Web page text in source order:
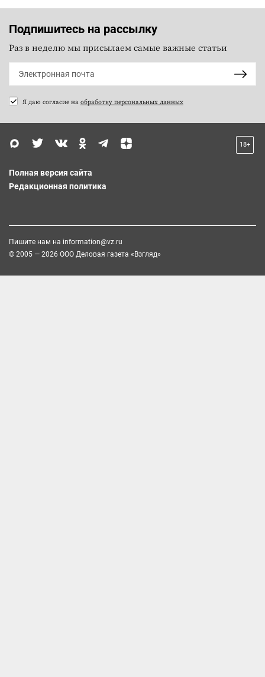
Подпишитесь на рассылку
Раз в неделю мы присылаем самые важные статьи
Я даю согласие на обработку персональных данных
18+
Полная версия сайта
Редакционная политика
Пишите нам на information@vz.ru
© 2005 — 2026 ООО Деловая газета «Взгляд»